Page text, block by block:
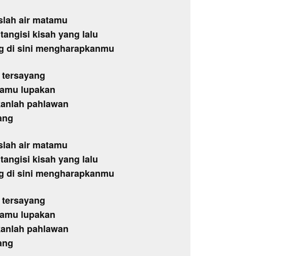
air matamu
kisah yang lalu
di sini mengharapkanmu
lupakan
pahlawan
air matamu
kisah yang lalu
di sini mengharapkanmu
lupakan
pahlawan